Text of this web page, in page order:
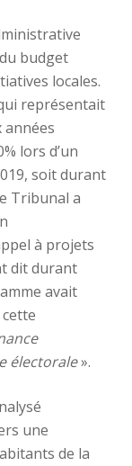
budget
locales.
représentait
années
lors d’un
soit durant
Tribunal a
à projets
dit durant
avait
électorale».
une
de la